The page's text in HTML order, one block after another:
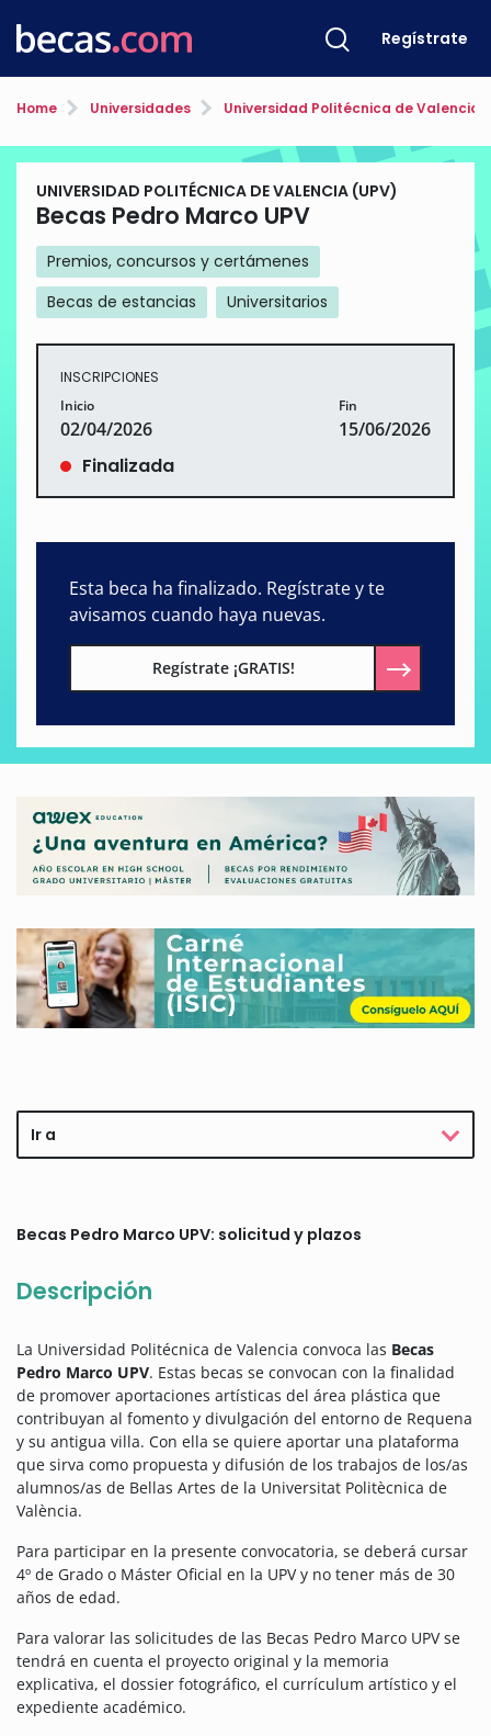
Regístrate
Home Universidades Universidad Politécnica de Valencia
UNIVERSIDAD POLITÉCNICA DE VALENCIA (UPV)
Becas Pedro Marco UPV
Premios, concursos y certámenes
Becas de estancias
Universitarios
INSCRIPCIONES
Inicio
02/04/2026
Fin
15/06/2026
Finalizada
Esta beca ha finalizado. Regístrate y te
avisamos cuando haya nuevas.
Regístrate ¡GRATIS!
Ir a
Becas Pedro Marco UPV: solicitud y plazos
Descripción
La Universidad Politécnica de Valencia convoca las Becas
Pedro Marco UPV. Estas becas se convocan con la finalidad
de promover aportaciones artísticas del área plástica que
contribuyan al fomento y divulgación del entorno de Requena
y su antigua villa. Con ella se quiere aportar una plataforma
que sirva como propuesta y difusión de los trabajos de los/as
alumnos/as de Bellas Artes de la Universitat Politècnica de
València.
Para participar en la presente convocatoria, se deberá cursar
4º de Grado o Máster Oficial en la UPV y no tener más de 30
años de edad.
Para valorar las solicitudes de las Becas Pedro Marco UPV se
tendrá en cuenta el proyecto original y la memoria
explicativa, el dossier fotográfico, el currículum artístico y el
expediente académico.